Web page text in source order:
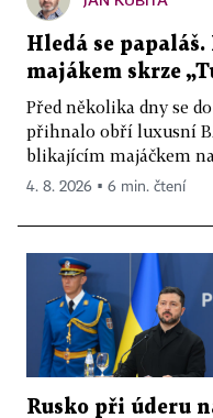
Hledá se
majákem skrze
Před několika dny se
přihnalo obří luxusní
blikajícím majáčkem
4. 8. 2026 ▪ 6 min. čtení
Rusko při úderu